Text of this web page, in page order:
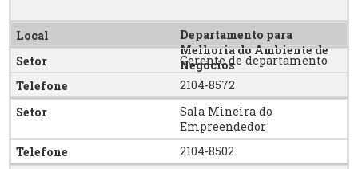
Departamento para
Melhoria do Ambiente de
Negócios
Gerente de departamento
2104-8572
Sala Mineira do
Empreendedor
2104-8502